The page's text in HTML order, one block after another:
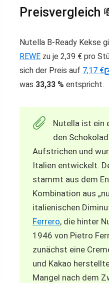
Preisvergleich
Nutella B-Ready Kekse
REWE zu je 2,39 € pro
sich der Preis auf 7,17 €
was 33,33 % entspricht.
Nutella ist ein
den
Aufstrichen und
Italien entwickelt.
stammt aus dem
Kombination aus
italienischen
Ferrero, die hinter
1946 von Pietro
zunächst eine
und Kakao
Mangel nach dem